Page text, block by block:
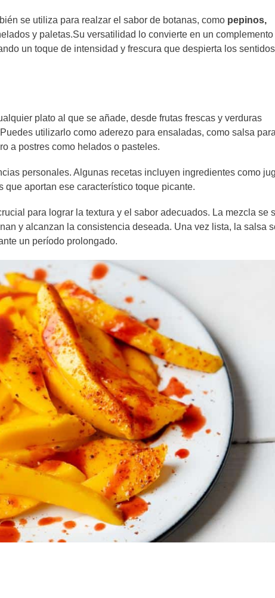
se utiliza para realzar el sabor de botanas, como pepinos,
y paletas.Su versatilidad lo convierte en un complemento
un toque de intensidad y frescura que despierta los
plato al que se añade, desde frutas frescas y verduras
utilizarlo como aderezo para ensaladas, como salsa para
a postres como helados o pasteles.
personales. Algunas recetas incluyen ingredientes como
que aportan ese característico toque picante.
para lograr la textura y el sabor adecuados. La mezcla se
y alcanzan la consistencia deseada. Una vez lista, la salsa
un período prolongado.